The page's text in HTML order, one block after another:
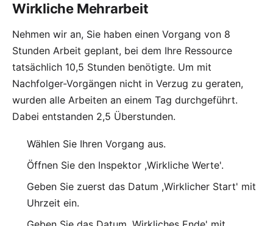
Wirkliche Mehrarbeit
Nehmen wir an, Sie haben einen Vorgang von 8
Stunden Arbeit geplant, bei dem Ihre Ressource
tatsächlich 10,5 Stunden benötigte. Um mit
Nachfolger-Vorgängen nicht in Verzug zu geraten,
wurden alle Arbeiten an einem Tag durchgeführt.
Dabei entstanden 2,5 Überstunden.
Wählen Sie Ihren Vorgang aus.
Öffnen Sie den Inspektor ,Wirkliche Werte'.
Geben Sie zuerst das Datum ,Wirklicher Start' mit
Uhrzeit ein.